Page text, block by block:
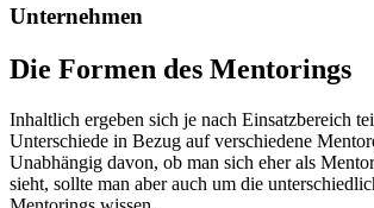
Unternehmen
Die Formen des Mentorings
Inhaltlich ergeben sich je nach Einsatzbereich
Unterschiede in Bezug auf verschiedene
Unabhängig davon, ob man sich eher als
sieht, sollte man aber auch um die